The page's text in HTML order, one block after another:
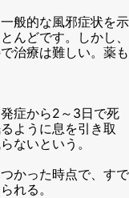
般的な風邪症状を示
んどです。しかし、
治療は難しい。薬も
症から2～3日で死
ように息を引き取
ないという。
かった時点で、すで
れる。